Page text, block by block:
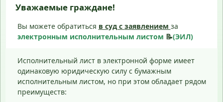
Уважаемые граждане!
Вы можете обратиться в суд с заявлением за
электронным исполнительным листом 📝(ЭИЛ)
Исполнительный лист в электронной форме имеет
одинаковую юридическую силу с бумажным
исполнительным листом, но при этом обладает рядом
преимуществ: